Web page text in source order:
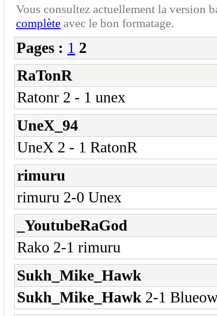
Vous consultez actuellement la version
complète avec le bon formatage.
Pages : 1 2
RaTonR
Ratonr 2 - 1 unex
UneX_94
UneX 2 - 1 RatonR
rimuru
rimuru 2-0 Unex
_YoutubeRaGod
Rako 2-1 rimuru
Sukh_Mike_Hawk
Sukh_Mike_Hawk 2-1